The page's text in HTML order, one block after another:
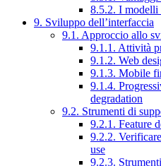
8.5.2. I modelli
9. Sviluppo dell’interfaccia
9.1. Approccio allo
9.1.1. Attività
9.1.2. Web
9.1.3. Mobile
9.1.4.
degradation
9.2. Strumenti di
9.2.1. Feature
9.2.2.
use
9.2.3.